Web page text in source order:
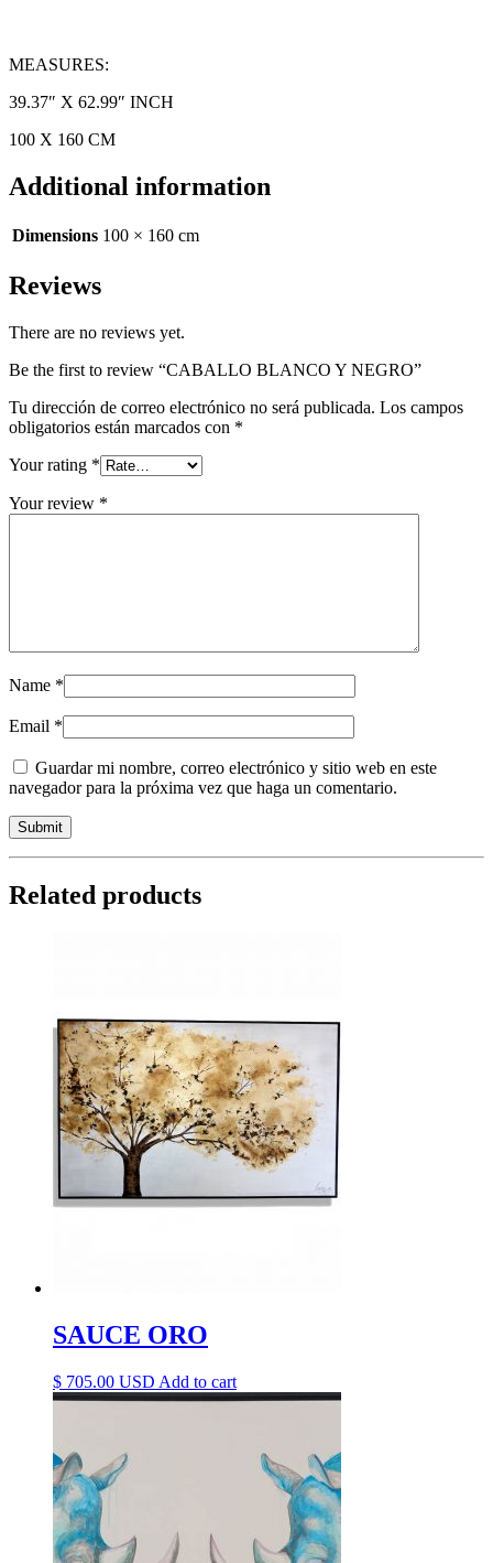
MEASURES:
39.37″ X 62.99″ INCH
100 X 160 CM
Additional information
Dimensions 100 × 160 cm
Reviews
There are no reviews yet.
Be the first to review “CABALLO BLANCO Y NEGRO”
Tu dirección de correo electrónico no será publicada. Los campos
obligatorios están marcados con *
Your rating *
Your review *
Name *
Email *
Guardar mi nombre, correo electrónico y sitio web en este
navegador para la próxima vez que haga un comentario.
Related products
SAUCE ORO
$ 705.00 Add to cart